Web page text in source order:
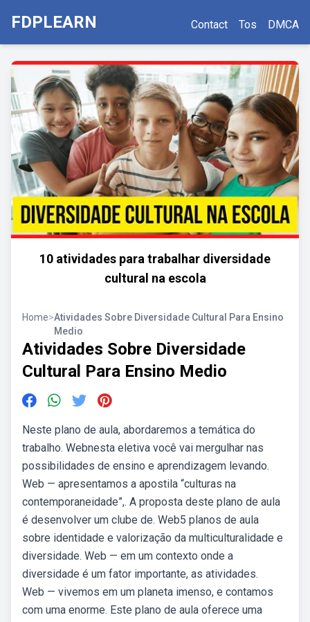
FDPLEARN Contact Tos DMCA
10 atividades para trabalhar diversidade
cultural na escola
Home>Atividades Sobre Diversidade Cultural Para Ensino
Medio
Atividades Sobre Diversidade
Cultural Para Ensino Medio
Neste plano de aula, abordaremos a temática do
trabalho. Webnesta eletiva você vai mergulhar nas
possibilidades de ensino e aprendizagem levando.
Web — apresentamos a apostila “culturas na
contemporaneidade”,. A proposta deste plano de aula
é desenvolver um clube de. Web5 planos de aula
sobre identidade e valorização da multiculturalidade e
diversidade. Web — em um contexto onde a
diversidade é um fator importante, as atividades.
Web — vivemos em um planeta imenso, e contamos
com uma enorme. Este plano de aula oferece uma